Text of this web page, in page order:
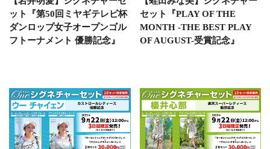
ット『第50回ミヤギテレビ杯
ダンロップ女子オープンゴル
フトーナメント 優勝記念』
セット『PLAY OF THE
MONTH -THE BEST PLAY
OF AUGUST-受賞記念』